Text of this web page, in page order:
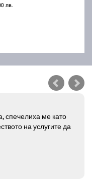
спечелиха ме като
на услугите да